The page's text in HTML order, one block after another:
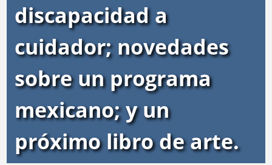
discapacidad a
cuidador; novedades
sobre un programa
mexicano; y un
próximo libro de arte.